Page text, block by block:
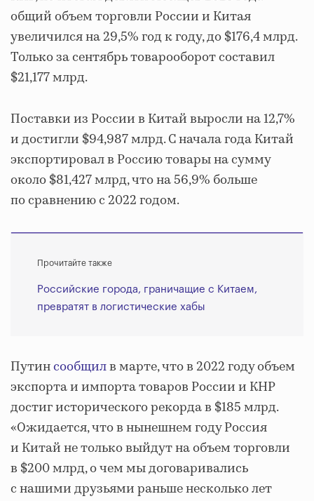
общий объем торговли России и Китая
увеличился на 29,5% год к году, до $176,4 млрд.
Только за сентябрь товарооборот составил
$21,177 млрд.
Поставки из России в Китай выросли на 12,7%
и достигли $94,987 млрд. С начала года Китай
экспортировал в Россию товары на сумму
около $81,427 млрд, что на 56,9% больше
по сравнению с 2022 годом.
Прочитайте также
Российские города, граничащие с Китаем,
превратят в логистические хабы
Путинсообщилв марте, что в 2022 году объем
экспорта и импорта товаров России и КНР
достиг исторического рекорда в $185 млрд.
«Ожидается, что в нынешнем году Россия
и Китай не только выйдут на объем торговли
в $200 млрд, о чем мы договаривались
с нашими друзьями раньше несколько лет